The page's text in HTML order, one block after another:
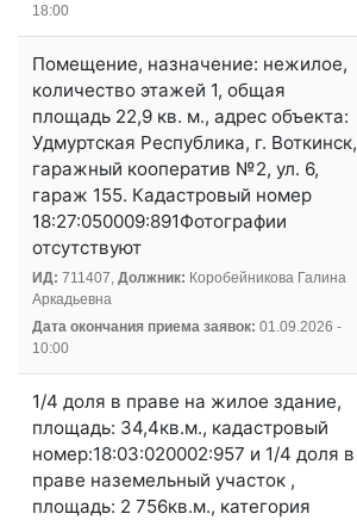
18:00
Помещение, назначение: нежилое,
количество этажей 1, общая
площадь 22,9 кв. м., адрес объекта:
Удмуртская Республика, г. Воткинск,
гаражный кооператив №2, ул. 6,
гараж 155. Кадастровый номер
18:27:050009:891Фотографии
отсутствуют
ИД: 711407, Должник: Коробейникова Галина
Аркадьевна
Дата окончания приема заявок: 01.09.2026 -
10:00
1/4 доля в праве на жилое здание,
площадь: 34,4кв.м., кадастровый
номер:18:03:020002:957 и 1/4 доля в
праве наземельный участок ,
площадь: 2 756кв.м., категория